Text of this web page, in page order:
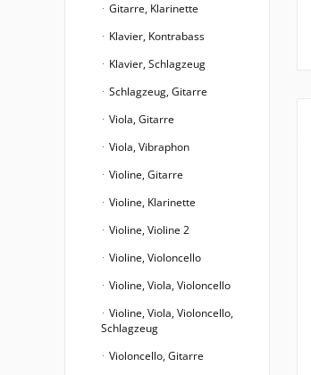
Gitarre, Klarinette
Klavier, Kontrabass
Klavier, Schlagzeug
Schlagzeug, Gitarre
Viola, Gitarre
Viola, Vibraphon
Violine, Gitarre
Violine, Klarinette
Violine, Violine 2
Violine, Violoncello
Violine, Viola, Violoncello
Violine, Viola, Violoncello,
Schlagzeug
Violoncello, Gitarre